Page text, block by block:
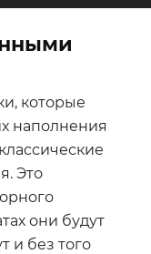
которые
наполнения
Это
они будут
и без того